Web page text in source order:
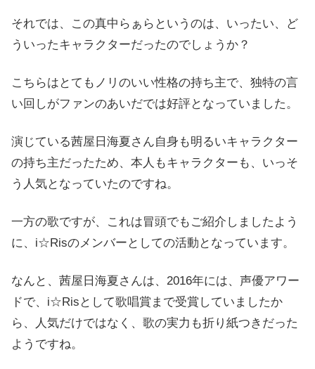
それでは、この真中らぁらというのは、いったい、ど
ういったキャラクターだったのでしょうか？
こちらはとてもノリのいい性格の持ち主で、独特の言
い回しがファンのあいだでは好評となっていました。
演じている茜屋日海夏さん自身も明るいキャラクター
の持ち主だったため、本人もキャラクターも、いっそ
う人気となっていたのですね。
一方の歌ですが、これは冒頭でもご紹介しましたよう
に、i☆Risのメンバーとしての活動となっています。
なんと、茜屋日海夏さんは、2016年には、声優アワー
ドで、i☆Risとして歌唱賞まで受賞していましたか
ら、人気だけではなく、歌の実力も折り紙つきだった
ようですね。